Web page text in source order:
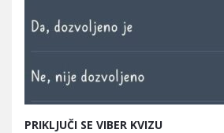
PRIKLJUČI SE VIBER KVIZU